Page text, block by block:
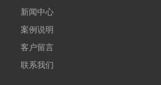
新闻中心
案例说明
客户留言
联系我们